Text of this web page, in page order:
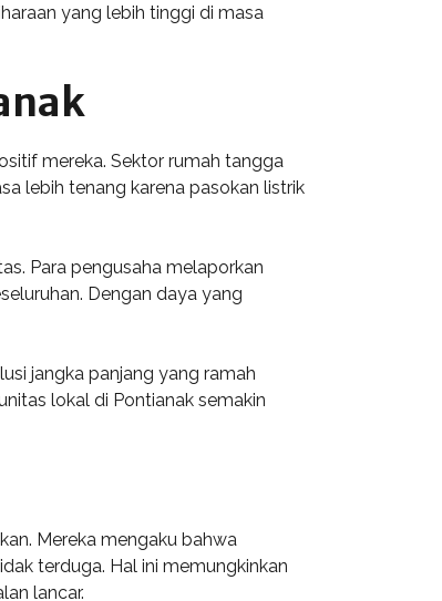
yang lebih tinggi di masa
mereka. Sektor rumah tangga
lebih tenang karena pasokan listrik
Para pengusaha melaporkan
Dengan daya yang
jangka panjang yang ramah
lokal di Pontianak semakin
Mereka mengaku bahwa
terduga. Hal ini memungkinkan
lancar.